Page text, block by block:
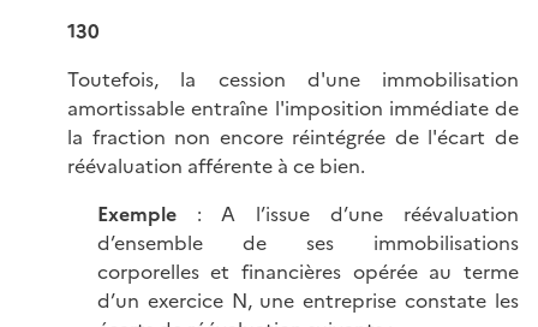
130
Toutefois, la cession d'une immobilisation
amortissable entraîne l'imposition immédiate de
la fraction non encore réintégrée de l'écart de
réévaluation afférente à ce bien.
Exemple : A l’issue d’une réévaluation
d’ensemble de ses immobilisations
corporelles et financières opérée au terme
d’un exercice N, une entreprise constate les